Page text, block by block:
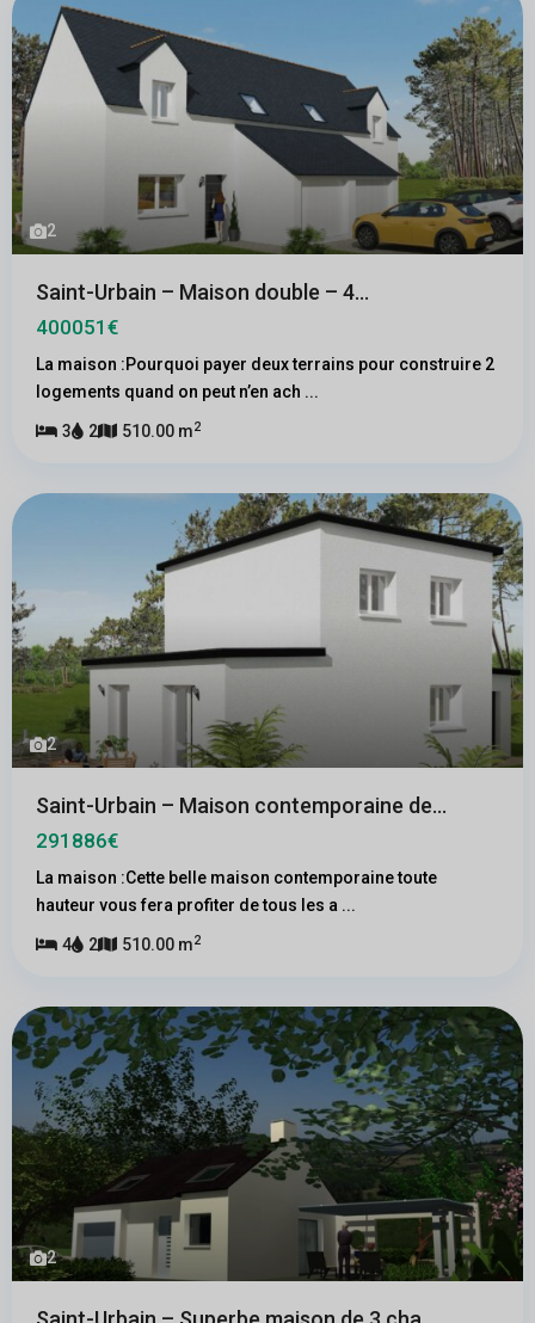
2
Saint-Urbain – Maison double – 4...
400051€
La maison :Pourquoi payer deux terrains pour construire 2
logements quand on peut n’en ach ...
3 2 510.00 m2
2
Saint-Urbain – Maison contemporaine de...
291886€
La maison :Cette belle maison contemporaine toute
hauteur vous fera profiter de tous les a ...
4 2 510.00 m2
2